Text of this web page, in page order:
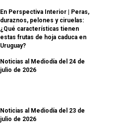
En Perspectiva Interior | Peras,
duraznos, pelones y ciruelas:
¿Qué características tienen
estas frutas de hoja caduca en
Uruguay?
Noticias al Mediodía del 24 de
julio de 2026
Noticias al Mediodía del 23 de
julio de 2026